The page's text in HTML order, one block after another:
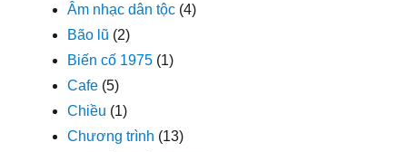
Âm nhạc dân tộc (4)
Bão lũ (2)
Biến cố 1975 (1)
Cafe (5)
Chiều (1)
Chương trình (13)